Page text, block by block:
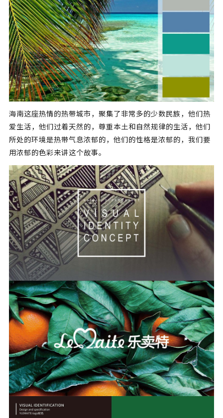
海南这座热情的热带城市，聚集了非常多的少数民族，他们热
爱生活，他们过着天然的，尊重本土和自然规律的生活，他们
所处的环境是热带气息浓郁的，他们的性格是浓郁的，我们要
用浓郁的色彩来讲这个故事。